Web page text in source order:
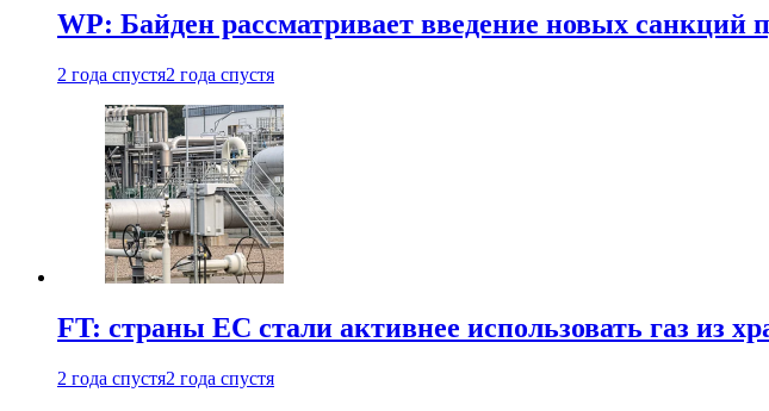
WP: Байден рассматривает введение новых санкций
2 года спустя2 года спустя
FT: страны ЕС стали активнее использовать газ из
2 года спустя2 года спустя